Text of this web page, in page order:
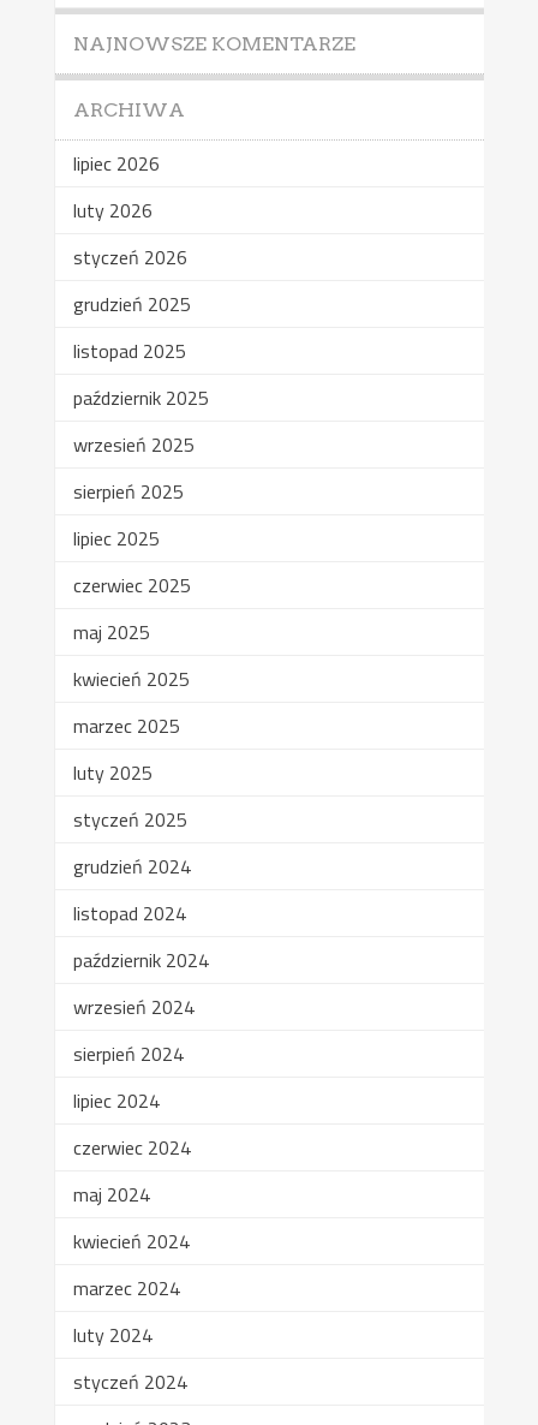
NAJNOWSZE KOMENTARZE
ARCHIWA
lipiec 2026
luty 2026
styczeń 2026
grudzień 2025
listopad 2025
październik 2025
wrzesień 2025
sierpień 2025
lipiec 2025
czerwiec 2025
maj 2025
kwiecień 2025
marzec 2025
luty 2025
styczeń 2025
grudzień 2024
listopad 2024
październik 2024
wrzesień 2024
sierpień 2024
lipiec 2024
czerwiec 2024
maj 2024
kwiecień 2024
marzec 2024
luty 2024
styczeń 2024